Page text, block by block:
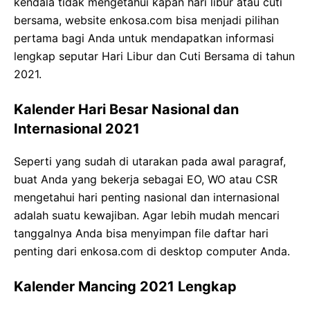
bersama, website enkosa.com bisa menjadi pilihan
pertama bagi Anda untuk mendapatkan informasi
lengkap seputar Hari Libur dan Cuti Bersama di tahun
2021.
Kalender Hari Besar Nasional dan
Internasional 2021
Seperti yang sudah di utarakan pada awal paragraf,
buat Anda yang bekerja sebagai EO, WO atau CSR
mengetahui hari penting nasional dan internasional
adalah suatu kewajiban. Agar lebih mudah mencari
tanggalnya Anda bisa menyimpan file daftar hari
penting dari enkosa.com di desktop computer Anda.
Kalender Mancing 2021 Lengkap